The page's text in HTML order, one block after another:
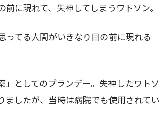
に現れて、失神してしまうワトソン。
てる人間がいきなり目の前に現れる
としてのブランデー。失神したワトソ
ましたが、当時は病院でも使用されてい